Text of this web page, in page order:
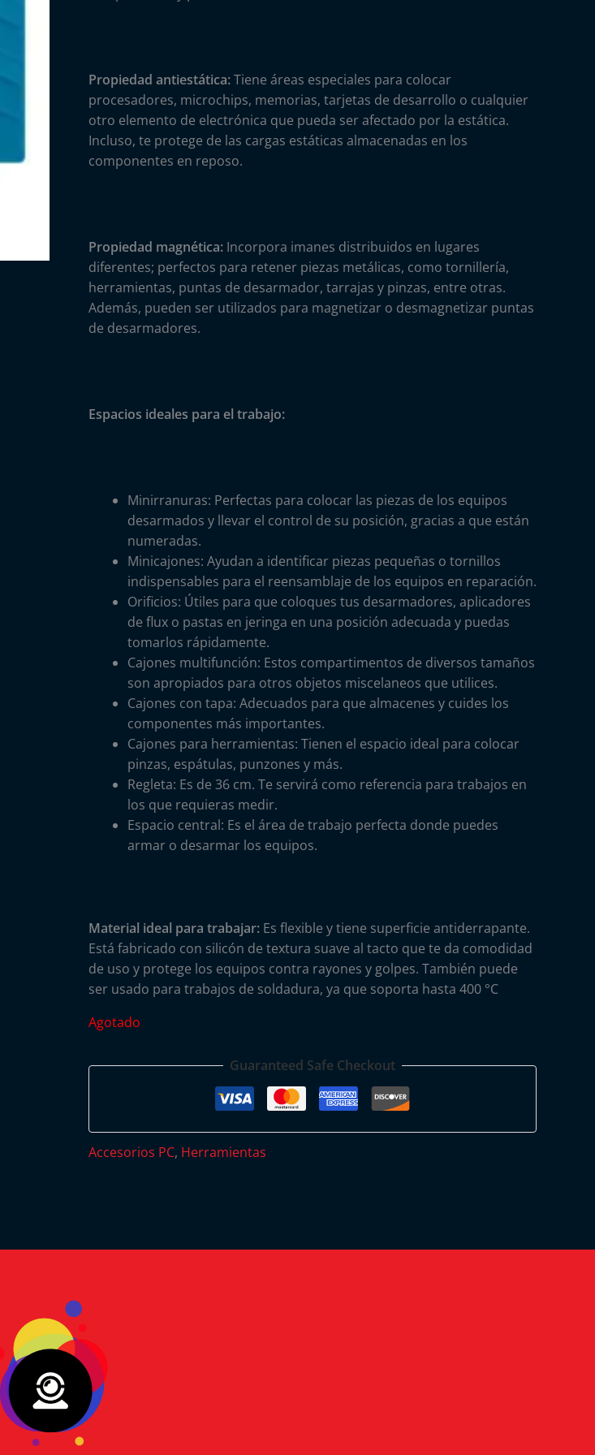
Propiedad antiestática:Tiene áreas especiales para colocar
procesadores, microchips, memorias, tarjetas de desarrollo o cualquier
otro elemento de electrónica que pueda ser afectado por la estática.
Incluso, te protege de las cargas estáticas almacenadas en los
componentes en reposo.
Propiedad magnética: Incorpora imanes distribuidos en lugares
diferentes; perfectos para retener piezas metálicas, como tornillería,
herramientas, puntas de desarmador, tarrajas y pinzas, entre otras.
Además, pueden ser utilizados para magnetizar o desmagnetizar puntas
de desarmadores.
Espacios ideales para el trabajo:
Minirranuras: Perfectas para colocar las piezas de los equipos
desarmados y llevar el control de su posición, gracias a que están
numeradas.
Minicajones: Ayudan a identificar piezas pequeñas o tornillos
indispensables para el reensamblaje de los equipos en reparación.
Orificios: Útiles para que coloques tus desarmadores, aplicadores
de flux o pastas en jeringa en una posición adecuada y puedas
tomarlos rápidamente.
Cajones multifunción: Estos compartimentos de diversos tamaños
son apropiados para otros objetos miscelaneos que utilices.
Cajones con tapa: Adecuados para que almacenes y cuides los
componentes más importantes.
Cajones para herramientas: Tienen el espacio ideal para colocar
pinzas, espátulas, punzones y más.
Regleta: Es de 36 cm. Te servirá como referencia para trabajos en
los que requieras medir.
Espacio central: Es el área de trabajo perfecta donde puedes
armar o desarmar los equipos.
Material ideal para trabajar: Es flexible y tiene superficie antiderrapante.
Está fabricado con silicón de textura suave al tacto que te da comodidad
de uso y protege los equipos contra rayones y golpes. También puede
ser usado para trabajos de soldadura, ya que soporta hasta 400 °C
Agotado
Guaranteed Safe Checkout
Accesorios PC, Herramientas